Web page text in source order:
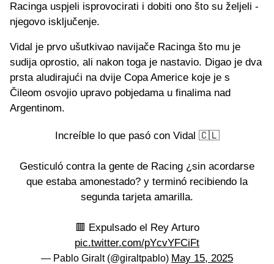
Racinga uspjeli isprovocirati i dobiti ono što su željeli -
njegovo isključenje.
Vidal je prvo ušutkivao navijače Racinga što mu je
sudija oprostio, ali nakon toga je nastavio. Digao je dva
prsta aludirajući na dvije Copa Americe koje je s
Čileom osvojio upravo pobjedama u finalima nad
Argentinom.
Increíble lo que pasó con Vidal 🇨🇱
Gesticuló contra la gente de Racing ¿sin acordarse
que estaba amonestado? y terminó recibiendo la
segunda tarjeta amarilla.
🟥 Expulsado el Rey Arturo
pic.twitter.com/pYcvYFCiFt
— Pablo Giralt (@giraltpablo) May 15, 2025